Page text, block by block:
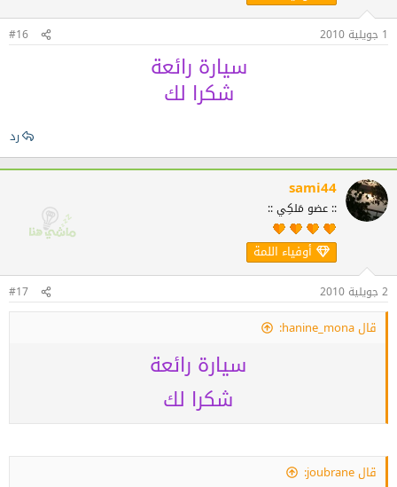
1 جويلية 2010 #16
سيارة رائعة
شكرا لك
رد
sami44
:: عضو مَلكِي ::
أوفياء اللمة
2 جويلية 2010 #17
قال hanine_mona:
سيارة رائعة
شكرا لك
قال joubrane: